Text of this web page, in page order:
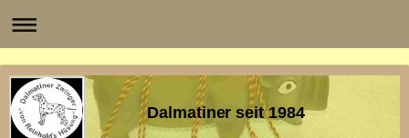
Dalmatiner seit 1984